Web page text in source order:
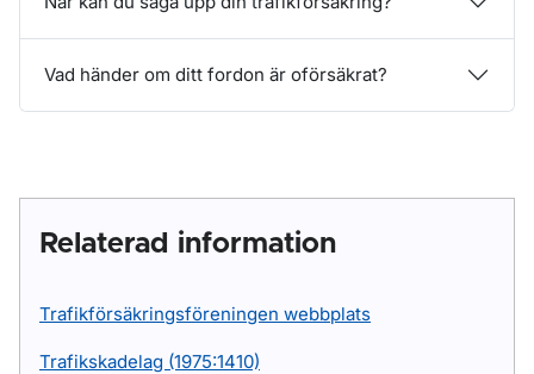
Vad händer om ditt fordon är oförsäkrat?
Relaterad information
Trafikförsäkringsföreningen webbplats
Trafikskadelag (1975:1410)